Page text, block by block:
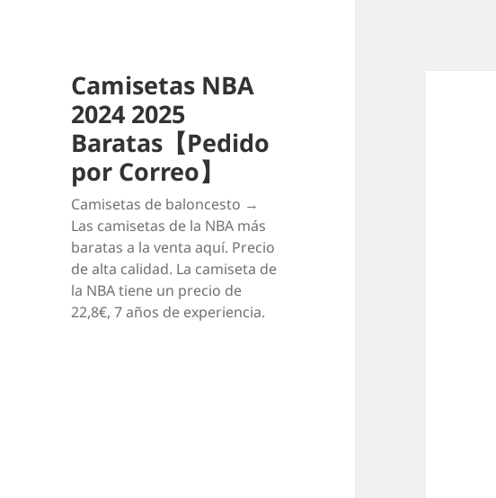
Camisetas NBA
2024 2025
Baratas【Pedido
por Correo】
Camisetas de baloncesto →
Las camisetas de la NBA más
baratas a la venta aquí. Precio
de alta calidad. La camiseta de
la NBA tiene un precio de
22,8€, 7 años de experiencia.